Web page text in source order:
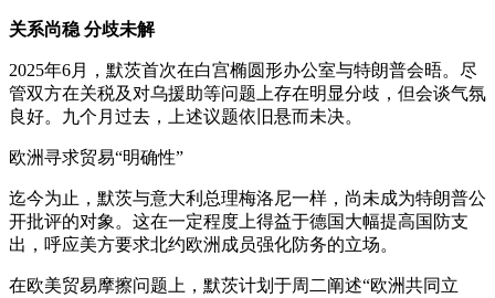
关系尚稳 分歧未解
2025年6月，默茨首次在白宫椭圆形办公室与特朗普会晤。尽
管双方在关税及对乌援助等问题上存在明显分歧，但会谈气氛
良好。九个月过去，上述议题依旧悬而未决。
欧洲寻求贸易“明确性”
迄今为止，默茨与意大利总理梅洛尼一样，尚未成为特朗普公
开批评的对象。这在一定程度上得益于德国大幅提高国防支
出，呼应美方要求北约欧洲成员强化防务的立场。
在欧美贸易摩擦问题上，默茨计划于周二阐述“欧洲共同立